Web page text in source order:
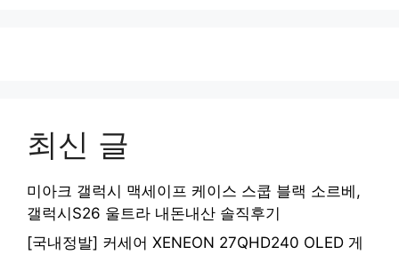
최신 글
미아크 갤럭시 맥세이프 케이스 스쿱 블랙 소르베,
갤럭시S26 울트라 내돈내산 솔직후기
[국내정발] 커세어 XENEON 27QHD240 OLED 게